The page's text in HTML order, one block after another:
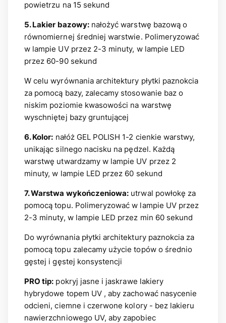
powietrzu na 15 sekund
5. Lakier bazowy:nałożyć warstwę bazową o
równomiernej średniej warstwie. Polimeryzować
w lampie UV przez 2-3 minuty, w lampie LED
przez 60-90 sekund
W celu wyrównania architektury płytki paznokcia
za pomocą bazy, zalecamy stosowanie baz o
niskim poziomie kwasowości na warstwę
wyschniętej bazy gruntującej
6. Kolor: nałóż GEL POLISH 1-2 cienkie warstwy,
unikając silnego nacisku na pędzel. Każdą
warstwę utwardzamy w lampie UV przez 2
minuty, w lampie LED przez 60 sekund
7. Warstwa wykończeniowa: utrwal powłokę za
pomocą topu. Polimeryzować w lampie UV przez
2-3 minuty, w lampie LED przez min 60 sekund
Do wyrównania płytki architektury paznokcia za
pomocą topu zalecamy użycie topów o średnio
gęstej i gęstej konsystencji
PRO tip: pokryj jasne i jaskrawe lakiery
hybrydowe topem UV , aby zachować nasycenie
odcieni, ciemne i czerwone kolory - bez lakieru
nawierzchniowego UV, aby zapobiec